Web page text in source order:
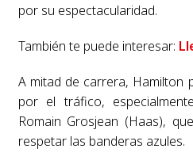
por su espectacularidad.
También te puede interesar:
A mitad de carrera, Hamilton
por el tráfico,
Romain Grosjean (Haas),
respetar las banderas azules.